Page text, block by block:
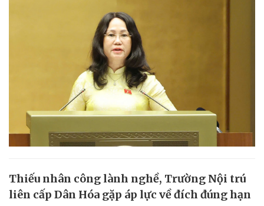
Thiếu nhân công lành nghề, Trường Nội trú
liên cấp Dân Hóa gặp áp lực về đích đúng hạn